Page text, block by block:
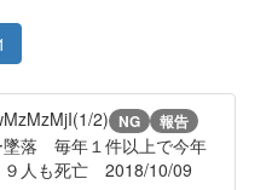
2) NG 報告
墜落 毎年１件以上で今年
９人も死亡 2018/10/09